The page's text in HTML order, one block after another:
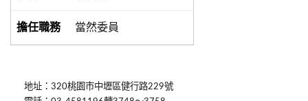
當然委員
地址：320桃園市中壢區健行路229號